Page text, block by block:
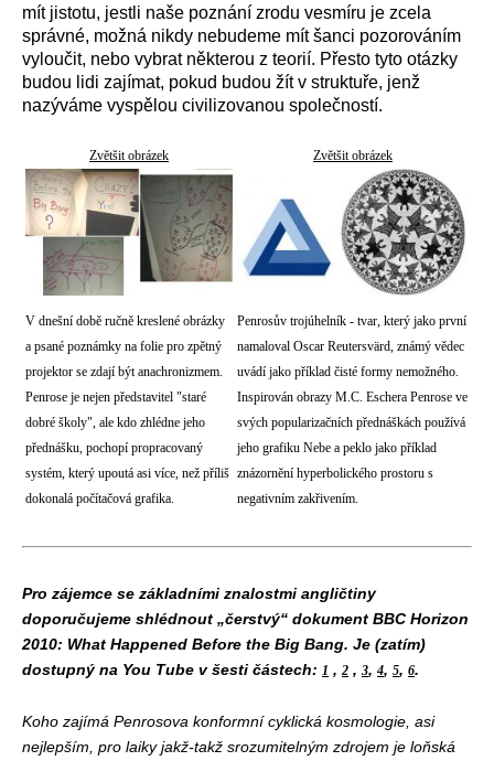
mít jistotu, jestli naše poznání zrodu vesmíru je zcela
správné, možná nikdy nebudeme mít šanci pozorováním
vyloučit, nebo vybrat některou z teorií. Přesto tyto otázky
budou lidi zajímat, pokud budou žít v struktuře, jenž
nazýváme vyspělou civilizovanou společností.
Zvětšit obrázek Zvětšit obrázek
V dnešní době ručně kreslené obrázky
a psané poznámky na folie pro zpětný
projektor se zdají být anachronizmem.
Penrose je nejen představitel "staré
dobré školy", ale kdo zhlédne jeho
přednášku, pochopí propracovaný
systém, který upoutá asi více, než příliš
dokonalá počítačová grafika.
Penrosův trojúhelník - tvar, který jako první
namaloval Oscar Reutersvärd, známý vědec
uvádí jako příklad čisté formy nemožného.
Inspirován obrazy M.C. Eschera Penrose ve
svých popularizačních přednáškách používá
jeho grafiku Nebe a peklo jako příklad
znázornění hyperbolického prostoru s
negativním zakřivením.
Pro zájemce se základními znalostmi angličtiny
doporučujeme shlédnout „čerstvý“ dokument BBC Horizon
2010: What Happened Before the Big Bang. Je (zatím)
dostupný na You Tube v šesti částech: 1 , 2 , 3, 4, 5, 6.
Koho zajímá Penrosova konformní cyklická kosmologie, asi
nejlepším, pro laiky jakž-takž srozumitelným zdrojem je loňská